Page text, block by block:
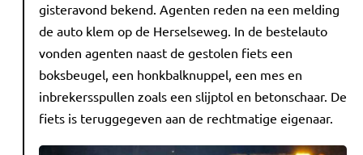
gisteravond bekend. Agenten reden na een melding
de auto klem op de Herselseweg. In de bestelauto
vonden agenten naast de gestolen fiets een
boksbeugel, een honkbalknuppel, een mes en
inbrekersspullen zoals een slijptol en betonschaar. De
fiets is teruggegeven aan de rechtmatige eigenaar.